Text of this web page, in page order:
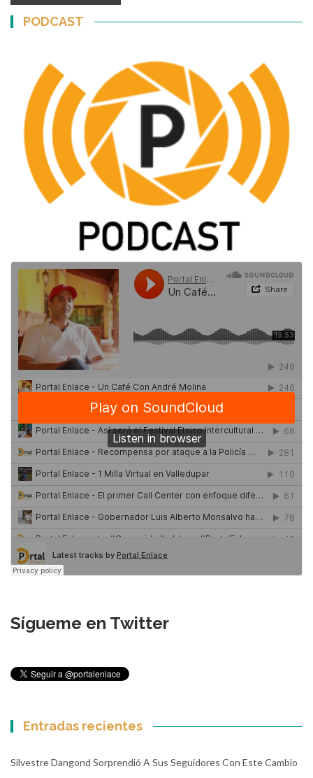
PODCAST
Sígueme en Twitter
Entradas recientes
Silvestre Dangond Sorprendió A Sus Seguidores Con Este Cambio